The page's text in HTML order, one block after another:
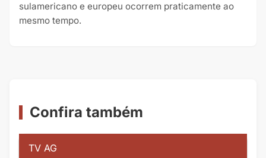
sulamericano e europeu ocorrem praticamente ao
mesmo tempo.
Confira também
TV AG